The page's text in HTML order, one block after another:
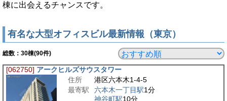
棟に出会えるチャンスです。
有名な大型オフィスビル最新情報（東京）
総数： 30棟(90件)
[062750] アークヒルズサウスタワー
住所
港区六本木1-4-5
最寄駅
六本木一丁目駅1分
神谷町駅10分